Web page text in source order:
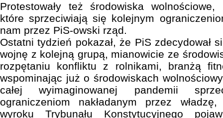
Protestowały też środowiska wolnościowe,
które sprzeciwiają się kolejnym
nam przez PiS-owski rząd.
Ostatni tydzień pokazał, że PiS zdecydował
wojnę z kolejną grupą, mianowicie ze
rozpętaniu konfliktu z rolnikami, branżą
wspominając już o środowiskach
całej wyimaginowanej pandemii
ograniczeniom nakładanym przez władzę,
wyroku Trybunału Konstytucyjnego